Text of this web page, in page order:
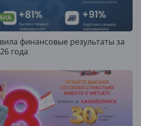
финансовые результаты за
года